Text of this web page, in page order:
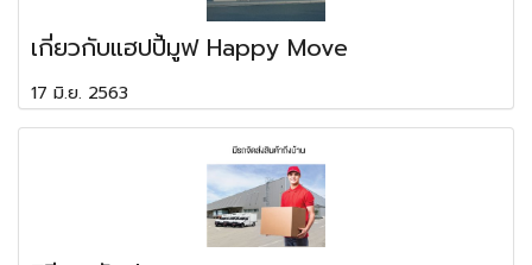
เกี่ยวกับแฮปปี้มูฟ Happy Move
17 มิ.ย. 2563